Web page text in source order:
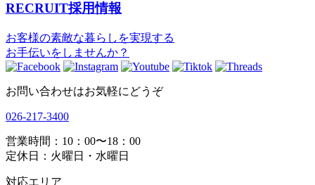
RECRUIT採用情報
お客様の素敵な暮らしを実現する
お手伝いをしませんか？
お問い合わせはお気軽にどうぞ
026-217-3400
営業時間：10：00〜18：00
定休日：火曜日・水曜日
対応エリア